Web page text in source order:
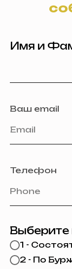
Имя и
Ваш email
Email
Телефон
Phone
Выберите
1 -
2 - По